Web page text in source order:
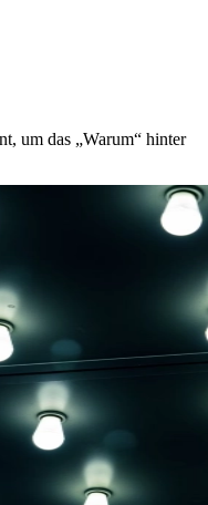
um das „Warum“ hinter